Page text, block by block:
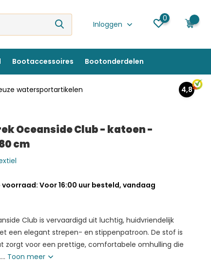
Inloggen
0
Bootaccessoires Bootonderdelen
watersportartikelen 4,8
Oceanside Club - katoen -
cm
voorraad: Voor 16:00 uur besteld, vandaag
Club is vervaardigd uit luchtig, huidvriendelijk
een elegant strepen- en stippenpatroon. De stof is
zorgt voor een prettige, comfortabele omhulling die
Toon meer